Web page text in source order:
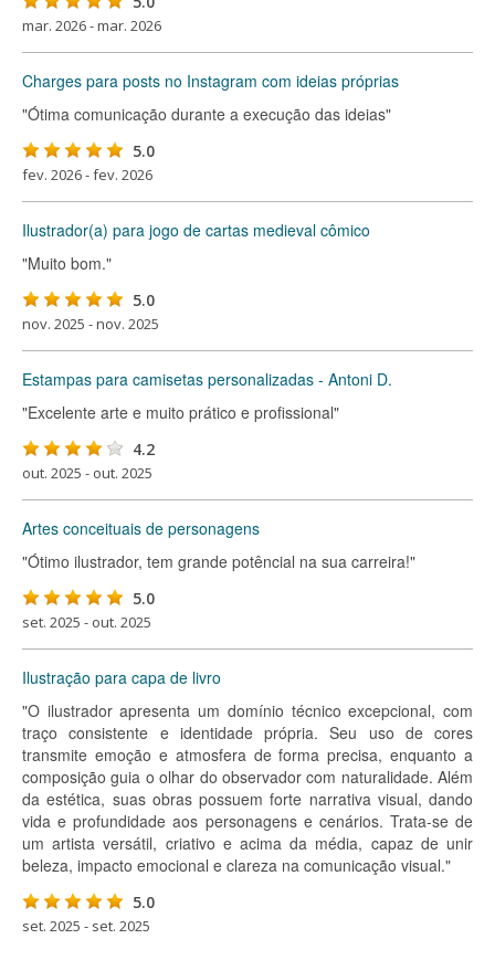
mar. 2026 - mar. 2026
Charges para posts no Instagram com ideias próprias
"Ótima comunicação durante a execução das ideias"
5.0
fev. 2026 - fev. 2026
Ilustrador(a) para jogo de cartas medieval cômico
"Muito bom."
5.0
nov. 2025 - nov. 2025
Estampas para camisetas personalizadas - Antoni D.
"Excelente arte e muito prático e profissional"
4.2
out. 2025 - out. 2025
Artes conceituais de personagens
"Ótimo ilustrador, tem grande potêncial na sua carreira!"
5.0
set. 2025 - out. 2025
Ilustração para capa de livro
"O ilustrador apresenta um domínio técnico excepcional, com
traço consistente e identidade própria. Seu uso de cores
transmite emoção e atmosfera de forma precisa, enquanto a
composição guia o olhar do observador com naturalidade. Além
da estética, suas obras possuem forte narrativa visual, dando
vida e profundidade aos personagens e cenários. Trata-se de
um artista versátil, criativo e acima da média, capaz de unir
beleza, impacto emocional e clareza na comunicação visual."
5.0
set. 2025 - set. 2025